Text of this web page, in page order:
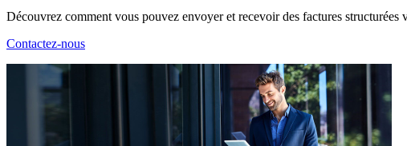
Découvrez comment vous pouvez envoyer et recevoir des factures
Contactez-nous